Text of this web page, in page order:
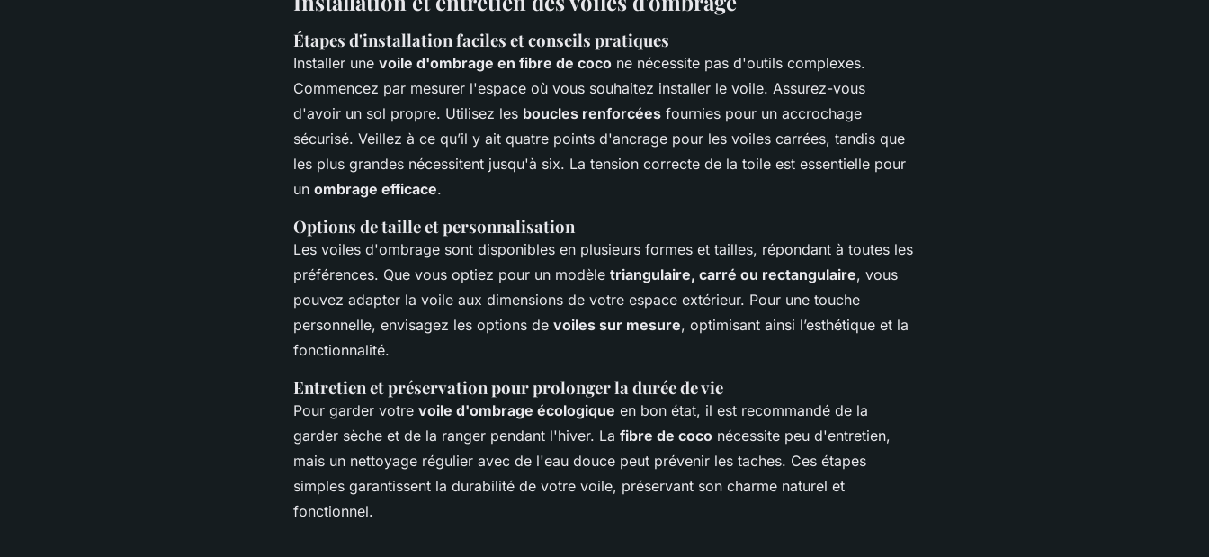
Étapes d'installation faciles et conseils pratiques
Installer une voile d'ombrage en fibre de coco ne nécessite pas d'outils complexes.
Commencez par mesurer l'espace où vous souhaitez installer le voile. Assurez-vous
d'avoir un sol propre. Utilisez les boucles renforcées fournies pour un accrochage
sécurisé. Veillez à ce qu’il y ait quatre points d'ancrage pour les voiles carrées, tandis que
les plus grandes nécessitent jusqu'à six. La tension correcte de la toile est essentielle pour
un ombrage efficace.
Options de taille et personnalisation
Les voiles d'ombrage sont disponibles en plusieurs formes et tailles, répondant à toutes les
préférences. Que vous optiez pour un modèle triangulaire, carré ou rectangulaire, vous
pouvez adapter la voile aux dimensions de votre espace extérieur. Pour une touche
personnelle, envisagez les options de voiles sur mesure, optimisant ainsi l’esthétique et la
fonctionnalité.
Entretien et préservation pour prolonger la durée de vie
Pour garder votre voile d'ombrage écologique en bon état, il est recommandé de la
garder sèche et de la ranger pendant l'hiver. La fibre de coco nécessite peu d'entretien,
mais un nettoyage régulier avec de l'eau douce peut prévenir les taches. Ces étapes
simples garantissent la durabilité de votre voile, préservant son charme naturel et
fonctionnel.